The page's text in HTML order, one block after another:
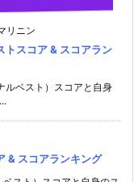
リニン
トスコア & スコアラン
ルベスト）スコアと自身
& スコアランキング